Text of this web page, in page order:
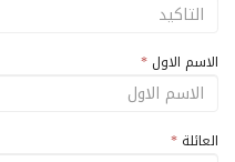
الاسم الاول *
العائلة *